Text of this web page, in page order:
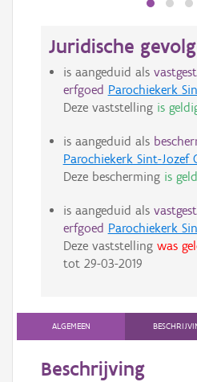
Juridische
is aangeduid als
erfgoed Parochiekerk
Deze vaststelling is
is aangeduid als
Parochiekerk Sint-Jozef
Deze bescherming is
is aangeduid als
erfgoed Parochiekerk
Deze vaststelling was
tot 29-03-2019
ALGEMEEN
Beschrijving